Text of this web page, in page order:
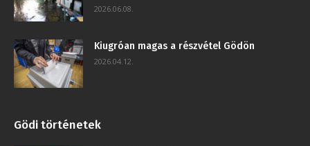
2026.06.08.
Kiugróan magas a részvétel Gödön
2026.04.12.
Gödi történetek